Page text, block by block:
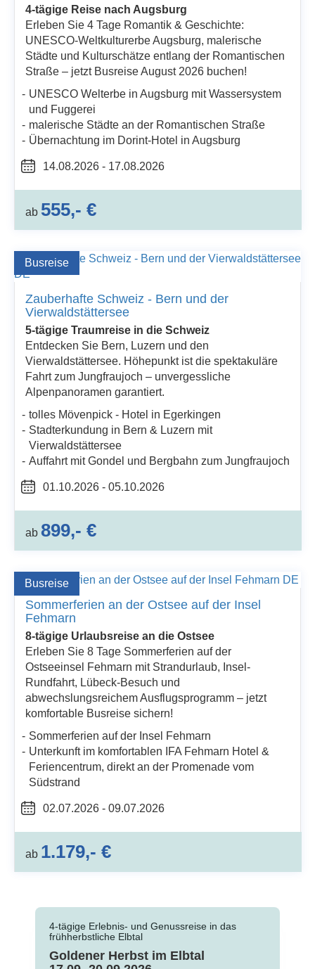
4-tägige Reise nach Augsburg
Erleben Sie 4 Tage Romantik & Geschichte:
UNESCO-Weltkulturerbe Augsburg, malerische
Städte und Kulturschätze entlang der Romantischen
Straße – jetzt Busreise August 2026 buchen!
UNESCO Welterbe in Augsburg mit Wassersystem
und Fuggerei
malerische Städte an der Romantischen Straße
Übernachtung im Dorint-Hotel in Augsburg
14.08.2026 - 17.08.2026
ab 555,- €
Busreise
Zauberhafte Schweiz - Bern und der
Vierwaldstättersee
5-tägige Traumreise in die Schweiz
Entdecken Sie Bern, Luzern und den
Vierwaldstättersee. Höhepunkt ist die spektakuläre
Fahrt zum Jungfraujoch – unvergessliche
Alpenpanoramen garantiert.
tolles Mövenpick - Hotel in Egerkingen
Stadterkundung in Bern & Luzern mit
Vierwaldstättersee
Auffahrt mit Gondel und Bergbahn zum Jungfraujoch
01.10.2026 - 05.10.2026
ab 899,- €
Busreise
Sommerferien an der Ostsee auf der Insel
Fehmarn
8-tägige Urlaubsreise an die Ostsee
Erleben Sie 8 Tage Sommerferien auf der
Ostseeinsel Fehmarn mit Strandurlaub, Insel-
Rundfahrt, Lübeck-Besuch und
abwechslungsreichem Ausflugsprogramm – jetzt
komfortable Busreise sichern!
Sommerferien auf der Insel Fehmarn
Unterkunft im komfortablen IFA Fehmarn Hotel &
Feriencentrum, direkt an der Promenade vom
Südstrand
02.07.2026 - 09.07.2026
ab 1.179,- €
4-tägige Erlebnis- und Genussreise in das
frühherbstliche Elbtal
Goldener Herbst im Elbtal